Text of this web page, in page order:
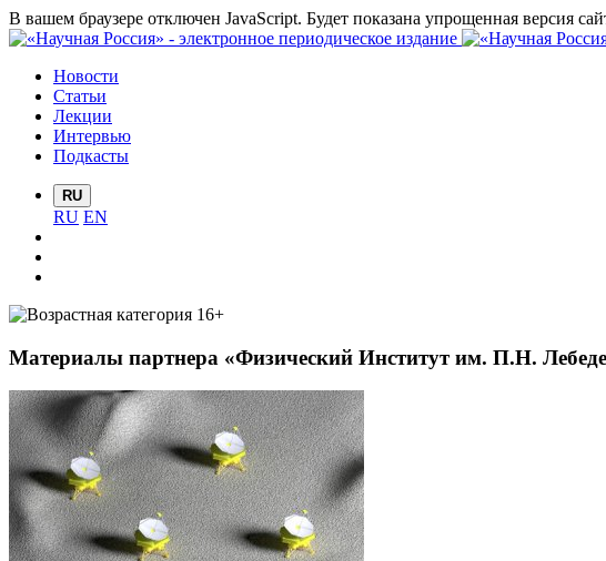
В вашем браузере отключен JavaScript. Будет показана упрощенная версия
Новости
Статьи
Лекции
Интервью
Подкасты
RU
RU EN
Материалы партнера «Физический Институт им. П.Н.